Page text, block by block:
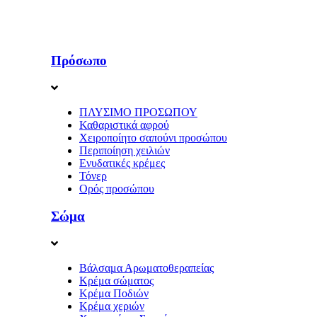
Πρόσωπο
ΠΛΥΣΙΜΟ ΠΡΟΣΩΠΟΥ
Καθαριστικά αφρού
Χειροποίητο σαπούνι προσώπου
Περιποίηση χειλιών
Ενυδατικές κρέμες
Τόνερ
Ορός προσώπου
Σώμα
Βάλσαμα Αρωματοθεραπείας
Κρέμα σώματος
Κρέμα Ποδιών
Κρέμα χεριών